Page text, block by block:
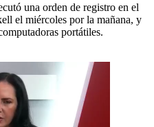
una orden de registro en el
el miércoles por la mañana, y
portátiles.